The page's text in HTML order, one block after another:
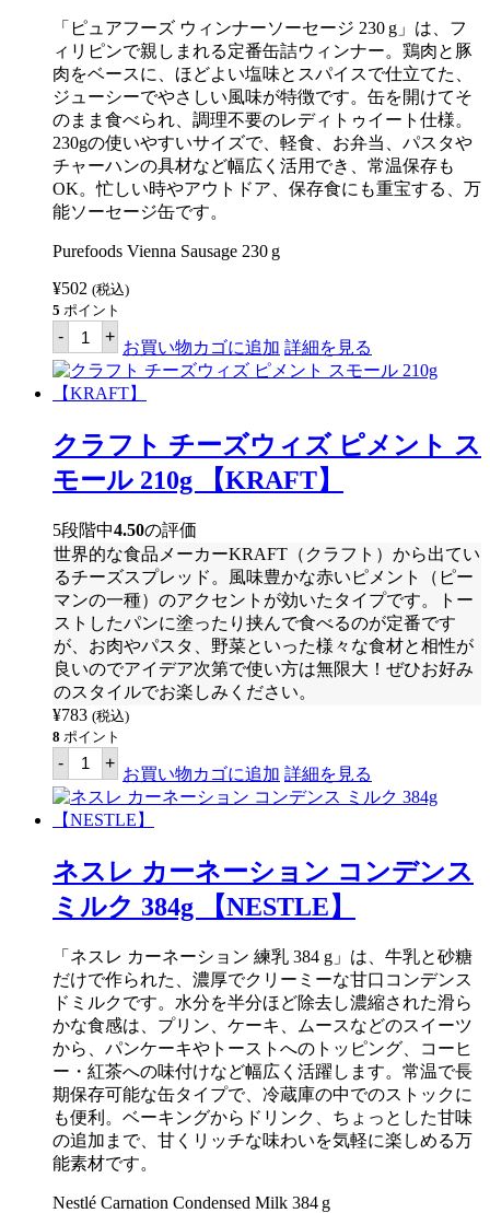
ソ
ー
ス
ス
ウ
ィ
ー
ト
ス
タ
イ
ル
【CLARA
OLE】
個
「ピュアフーズ ウィンナーソーセージ 230 g」は、フ
ィリピンで親しまれる定番缶詰ウィンナー。鶏肉と豚
肉をベースに、ほどよい塩味とスパイスで仕立てた、
ジューシーでやさしい風味が特徴です。缶を開けてそ
のまま食べられ、調理不要のレディトゥイート仕様。
230gの使いやすいサイズで、軽食、お弁当、パスタや
チャーハンの具材など幅広く活用でき、常温保存も
OK。忙しい時やアウトドア、保存食にも重宝する、万
能ソーセージ缶です。
Purefoods Vienna Sausage 230 g
¥502 (税込)
5 ポイント
- ピ
ュ
ア
フ
ー
エ
ナ
ソ
セ
ー
ジ
230g
【PUREFOODS】
個
+
お買い物カゴに追加 詳細を見る
クラフト チーズウィズ ピメント ス
モール 210g 【KRAFT】
5段階中4.50の評価
世界的な食品メーカーKRAFT （クラフト）から出てい
るチーズスプレッド。風味豊かな赤いピメント（ピー
マンの一種）のアクセントが効いたタイプです。トー
ストしたパンに塗ったり挟んで食べるのが定番です
が、お肉やパスタ、野菜といった様々な食材と相性が
良いのでアイデア次第で使い方は無限大！ぜひお好み
のスタイルでお楽しみください。
¥783 (税込)
8 ポイント
- ク
ラ
フ
ト
チ
ズ
ウ
ィ
ズ
メ
ン
ト
ス
モ
ー
ル
210g
【KRAFT】
個
+
お買い物カゴに追加 詳細を見る
ネスレ カーネーション コンデンス
ミルク 384g 【NESTLE】
「ネスレ カーネーション 練乳 384 g」は、牛乳と砂糖
だけで作られた、濃厚でクリーミーな甘口コンデンス
ドミルクです。水分を半分ほど除去し濃縮された滑ら
かな食感は、プリン、ケーキ、ムースなどのスイーツ
から、パンケーキやトーストへのトッピング、コーヒ
ー・紅茶への味付けなど幅広く活躍します。常温で長
期保存可能な缶タイプで、冷蔵庫の中でのストックに
も便利。ベーキングからドリンク、ちょっとした甘味
の追加まで、甘くリッチな味わいを気軽に楽しめる万
能素材です。
Nestlé Carnation Condensed Milk 384 g